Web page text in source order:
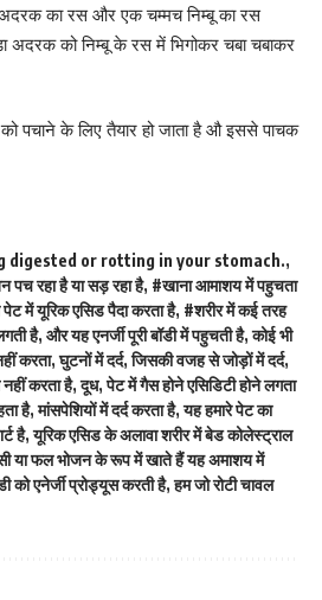
का रस और एक चम्मच निम्बू का रस
अदरक को निम्बू के रस में भिगोकर चबा चबाकर
पचाने के लिए तैयार हो जाता है औ इससे पाचक
digested or rotting in your stomach.,
रहा है या सड़ रहा है, #खाना आमाशय में पहुचता
में यूरिक एसिड पैदा करता है, #शरीर में कई तरह
है, और यह एनर्जी पूरी बॉडी में पहुचती है,कोई भी
करता,घुटनों में दर्द,जिसकी वजह से जोड़ों में दर्द,
करता है,दूध,पेट में गैस होने एसिडिटी होने लगता
है,मांसपेशियों में दर्द करता है,यह हमारे पेट का
है,यूरिक एसिड के अलावा शरीर में बेड कोलेस्ट्राल
या फल भोजन के रूप में खाते हैं यह अमाशय में
को एनेर्जी प्रोड्यूस करती है,हम जो रोटी चावल